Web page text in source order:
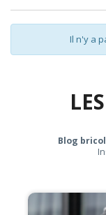
Il n'y a
Blog